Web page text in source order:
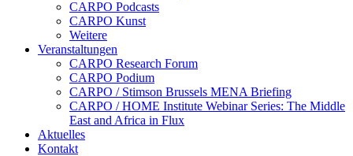
CARPO Podcasts
CARPO Kunst
Weitere
Veranstaltungen
CARPO Research Forum
CARPO Podium
CARPO / Stimson Brussels MENA Briefing
CARPO / HOME Institute Webinar Series: The Middle
East and Africa in Flux
Aktuelles
Kontakt